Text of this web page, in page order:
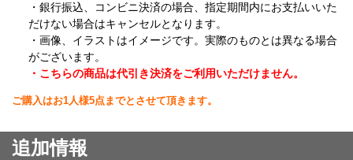
・銀行振込、コンビニ決済の場合、指定期間内にお支払いいた
だけない場合はキャンセルとなります。
・画像、イラストはイメージです。実際のものとは異なる場合
がございます。
・こちらの商品は代引き決済をご利用いただけません。
ご購入はお1人様5点までとさせて頂きます。
追加情報